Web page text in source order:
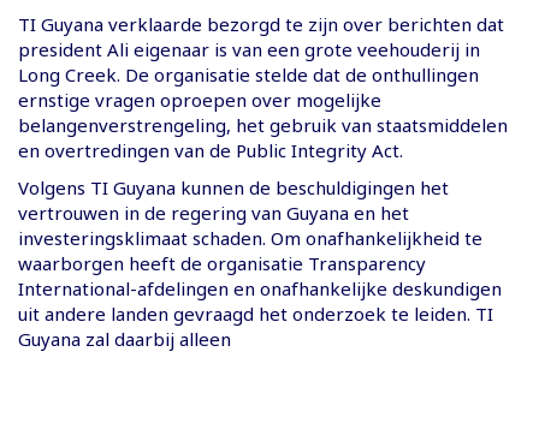
TI Guyana verklaarde bezorgd te zijn over berichten dat
president Ali eigenaar is van een grote veehouderij in
Long Creek. De organisatie stelde dat de onthullingen
ernstige vragen oproepen over mogelijke
belangenverstrengeling, het gebruik van staatsmiddelen
en overtredingen van de Public Integrity Act.
Volgens TI Guyana kunnen de beschuldigingen het
vertrouwen in de regering van Guyana en het
investeringsklimaat schaden. Om onafhankelijkheid te
waarborgen heeft de organisatie Transparency
International-afdelingen en onafhankelijke deskundigen
uit andere landen gevraagd het onderzoek te leiden. TI
Guyana zal daarbij alleen